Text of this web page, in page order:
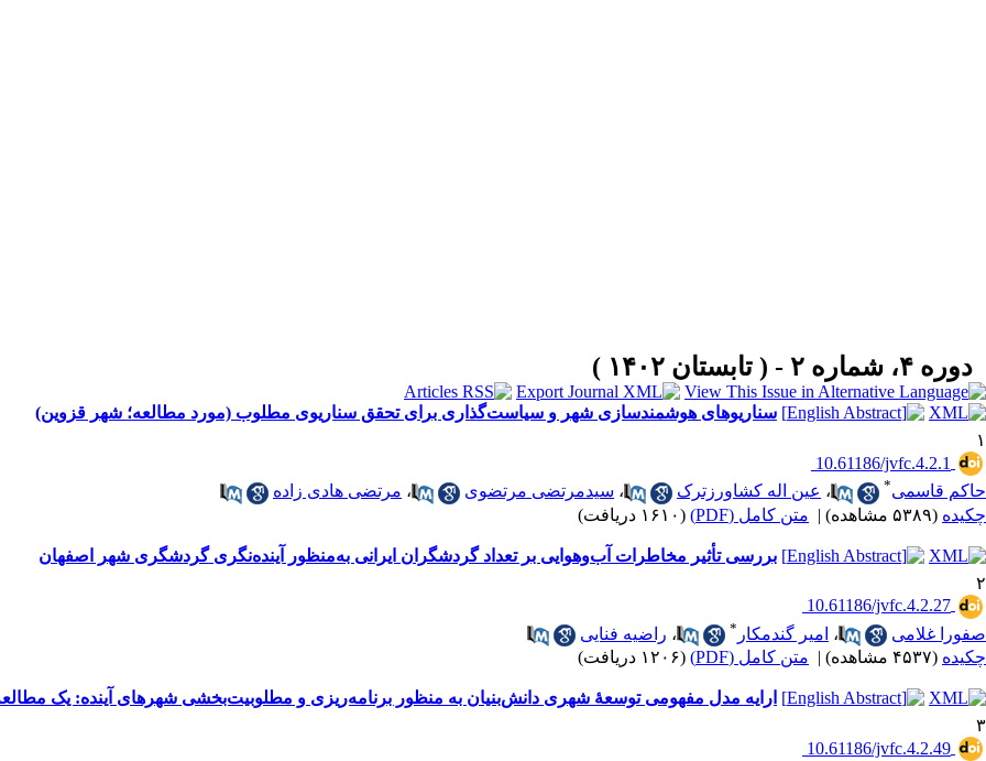
دوره ۴، شماره ۲ - ( تابستان ۱۴۰۲ )
سناریوهای هوشمندسازی شهر و سیاست‌گذاری برای تحقق سناریوی مطلوب (مورد مطالعه؛ شهر قزوین)
۱
‎ 10.61186/jvfc.4.2.1
حاکم قاسمی* ، عین اله کشاورزترک ، سیدمرتضی مرتضوی ، مرتضی هادی زاده
چکیده (۵۳۸۹ مشاهده) | متن کامل (PDF) (۱۶۱۰ دریافت)
بررسی تأثیر مخاطرات آب‌وهوایی بر تعداد گردشگران ایرانی به‌منظور آینده‌نگری گردشگری شهر اصفهان
۲
‎ 10.61186/jvfc.4.2.27
صفورا غلامی
، امیر گندمکار * ، راضیه فنایی
چکیده (۴۵۳۷ مشاهده) | متن کامل (PDF) (۱۲۰۶ دریافت)
ارایه مدل مفهومی توسعۀ شهری دانش‌بنیان به منظور برنامه‌‌ریزی و مطلوبیت‌بخشی شهرهای آینده: یک
۳
‎ 10.61186/jvfc.4.2.49